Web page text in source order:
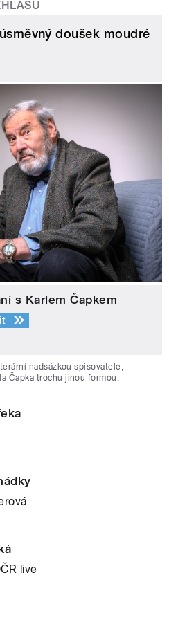
doušek moudré
s Karlem Čapkem
nadsázkou spisovatele,
Čapka trochu jinou formou.
live